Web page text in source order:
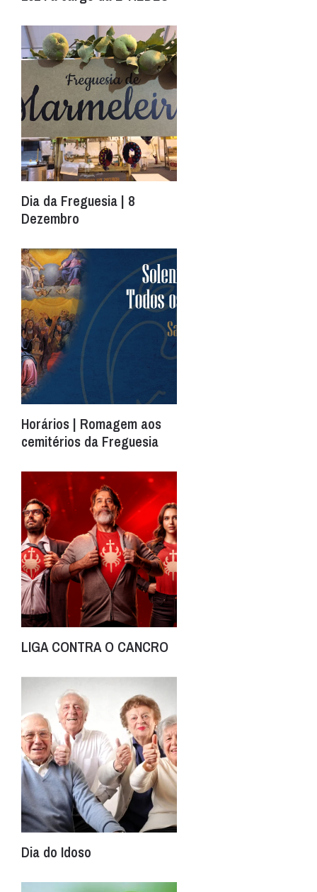
Dia da Freguesia | 8
Dezembro
Horários | Romagem aos
cemitérios da Freguesia
LIGA CONTRA O CANCRO
Dia do Idoso